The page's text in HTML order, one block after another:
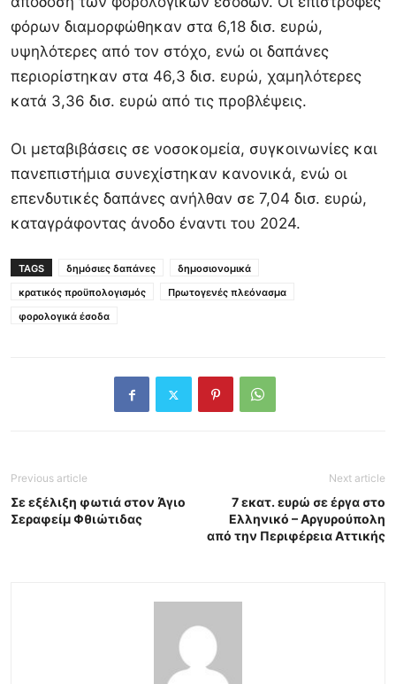
φόρων διαμορφώθηκαν στα 6,18 δισ. ευρώ,
υψηλότερες από τον στόχο, ενώ οι δαπάνες
περιορίστηκαν στα 46,3 δισ. ευρώ, χαμηλότερες
κατά 3,36 δισ. ευρώ από τις προβλέψεις.
Οι μεταβιβάσεις σε νοσοκομεία, συγκοινωνίες και
πανεπιστήμια συνεχίστηκαν κανονικά, ενώ οι
επενδυτικές δαπάνες ανήλθαν σε 7,04 δισ. ευρώ,
καταγράφοντας άνοδο έναντι του 2024.
TAGS δημόσιες δαπάνες
δημοσιονομικά
κρατικός προϋπολογισμός
Πρωτογενές πλεόνασμα
φορολογικά έσοδα
Previous article
Σε εξέλιξη φωτιά στον Άγιο
Σεραφείμ Φθιώτιδας
Next article
7 εκατ. ευρώ σε έργα στο
Ελληνικό – Αργυρούπολη
από την Περιφέρεια Αττικής